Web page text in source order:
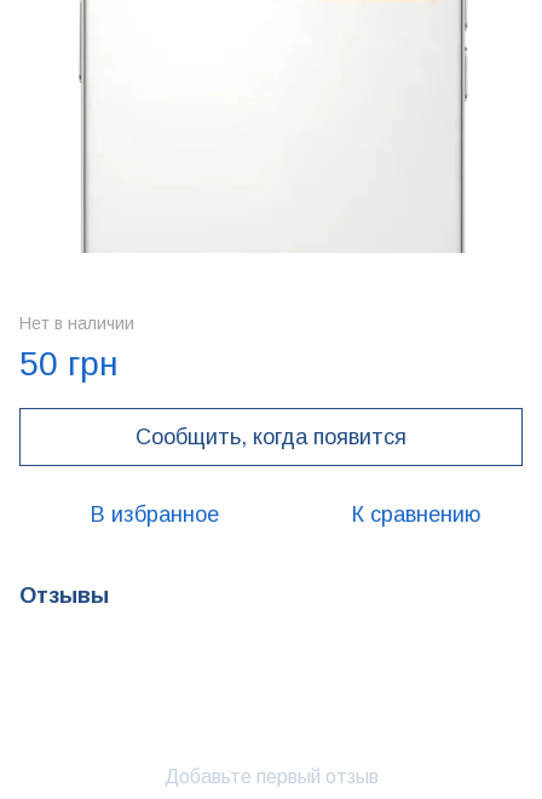
Нет в наличии
50 грн
Сообщить, когда появится
В избранное К сравнению
Отзывы
Добавьте первый отзыв